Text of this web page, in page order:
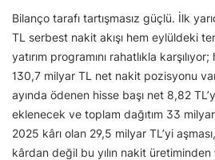
Bilanço tarafı tartışmasız güçlü. İlk
TL serbest nakit akışı hem eylüldeki
yatırım programını rahatlıkla
130,7 milyar TL net nakit pozisyonu
ayında ödenen hisse başı net 8,82
eklenecek ve toplam dağıtım 33
2025 kârı olan 29,5 milyar TL’yi
kârdan değil bu yılın nakit